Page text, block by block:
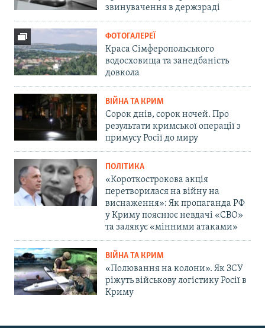
звинувачення в держзраді
ФОТОГАЛЕРЕЇ
Краса Сімферопольського
водосховища та занедбаність
довкола
ВІЙНА ТА КРИМ
Сорок днів, сорок ночей. Про
результати кримської операції з
примусу Росії до миру
ПОЛІТИКА
«Короткострокова акція
перетворилася на війну на
виснаження»: Як пропаганда РФ
у Криму пояснює невдачі «СВО»
та залякує «мінними атаками»
ВІЙНА ТА КРИМ
«Полювання на колони». Як ЗСУ
ріжуть військову логістику Росії в
Криму